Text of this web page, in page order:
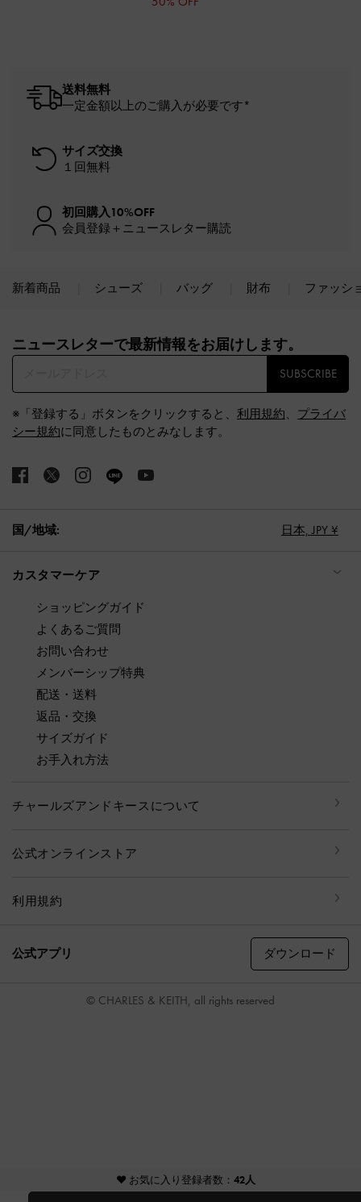
♥ お気に入り登録者数： 42人
送料無料
一定金額以上のご購入が必要です*
サイズ交換
１回無料
初回購入10%OFF
会員登録＋ニュースレター購読
新着商品 シューズ バッグ 財布 ファッシ
ニュースレターで最新情報をお届けします。​
SUBSCRIBE
※「登録する」ボタンをクリックすると、 利用規約、 プライバ
シー規約に同意したものとみなします。
国/地域: 日本, JPY ¥
カスタマーケア
ショッピングガイド
よくあるご質問
お問い合わせ
メンバーシップ特典
配送・送料
返品・交換
サイズガイド
お手入れ方法
チャールズアンドキースについて
公式オンラインストア
利用規約
公式アプリ ダウンロード
© CHARLES & KEITH, all rights reserved